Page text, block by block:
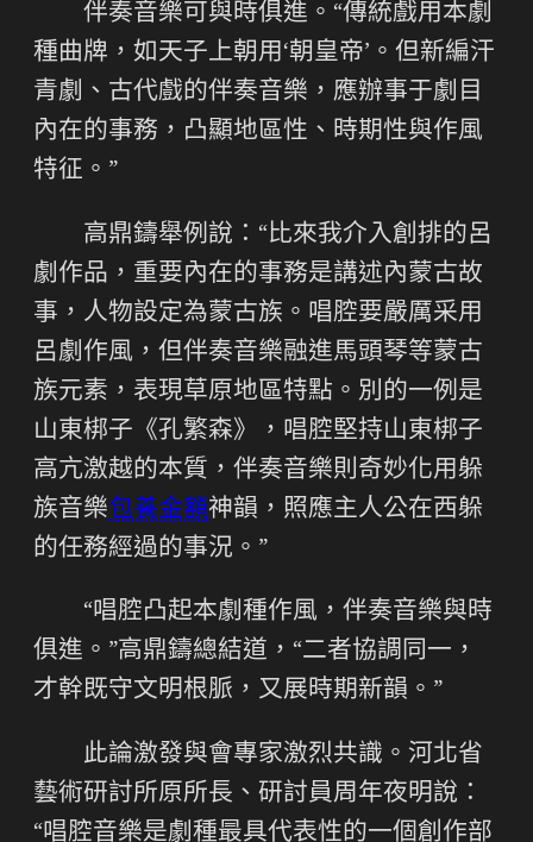
伴奏音樂可與時俱進。“傳統戲用本劇
種曲牌，如天子上朝用‘朝皇帝’。但新編汗
青劇、古代戲的伴奏音樂，應辦事于劇目
內在的事務，凸顯地區性、時期性與作風
特征。”
高鼎鑄舉例說：“比來我介入創排的呂
劇作品，重要內在的事務是講述內蒙古故
事，人物設定為蒙古族。唱腔要嚴厲采用
呂劇作風，但伴奏音樂融進馬頭琴等蒙古
族元素，表現草原地區特點。別的一例是
山東梆子《孔繁森》，唱腔堅持山東梆子
高亢激越的本質，伴奏音樂則奇妙化用躲
族音樂包養金額神韻，照應主人公在西躲
的任務經過的事況。”
“唱腔凸起本劇種作風，伴奏音樂與時
俱進。”高鼎鑄總結道，“二者協調同一，
才幹既守文明根脈，又展時期新韻。”
此論激發與會專家激烈共識。河北省
藝術研討所原所長、研討員周年夜明說：
“唱腔音樂是劇種最具代表性的一個創作部